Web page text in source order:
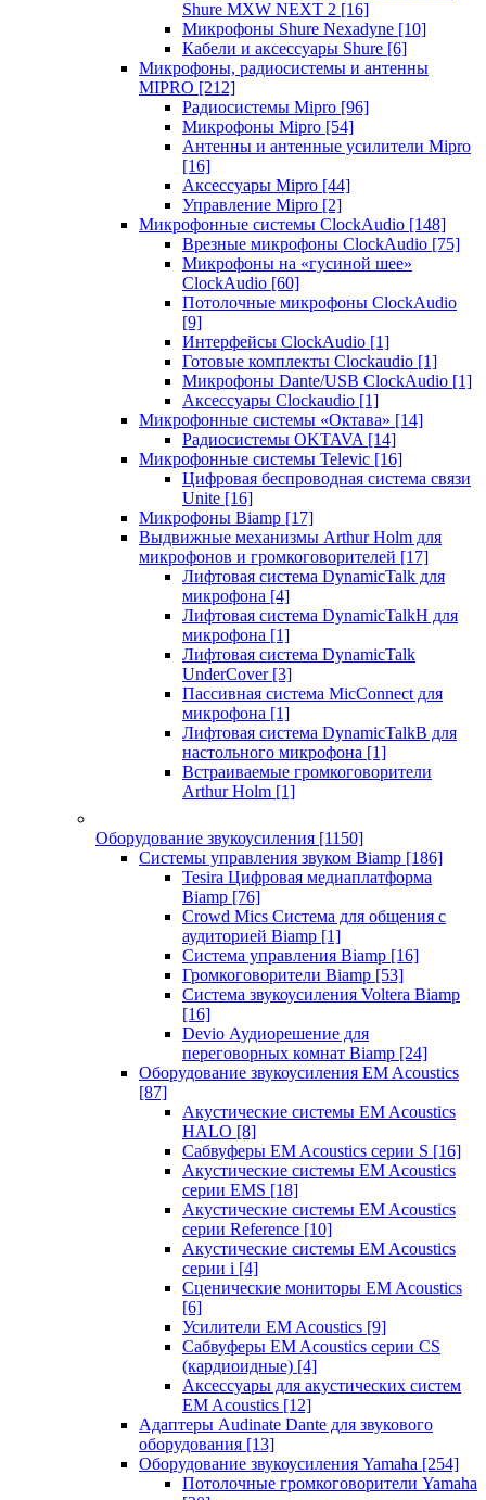
Shure MXW NEXT 2 [16]
Микрофоны Shure Nexadyne [10]
Кабели и аксессуары Shure [6]
Микрофоны, радиосистемы и антенны
MIPRO [212]
Радиосистемы Mipro [96]
Микрофоны Mipro [54]
Антенны и антенные усилители Mipro
[16]
Аксессуары Mipro [44]
Управление Mipro [2]
Микрофонные системы ClockAudio [148]
Врезные микрофоны ClockAudio [75]
Микрофоны на «гусиной шее»
ClockAudio [60]
Потолочные микрофоны ClockAudio
[9]
Интерфейсы ClockAudio [1]
Готовые комплекты Clockaudio [1]
Микрофоны Dante/USB ClockAudio [1]
Аксессуары Clockaudio [1]
Микрофонные системы «Октава» [14]
Радиосистемы OKTAVA [14]
Микрофонные системы Televic [16]
Цифровая беспроводная система связи
Unite [16]
Микрофоны Biamp [17]
Выдвижные механизмы Arthur Holm для
микрофонов и громкоговорителей [17]
Лифтовая система DynamicTalk для
микрофона [4]
Лифтовая система DynamicTalkH для
микрофона [1]
Лифтовая система DynamicTalk
UnderCover [3]
Пассивная система MicConnect для
микрофона [1]
Лифтовая система DynamicTalkB для
настольного микрофона [1]
Встраиваемые громкоговорители
Arthur Holm [1]
Оборудование звукоусиления [1150]
Системы управления звуком Biamp [186]
Tesira Цифровая медиаплатформа
Biamp [76]
Crowd Mics Система для общения с
аудиторией Biamp [1]
Система управления Biamp [16]
Громкоговорители Biamp [53]
Система звукоусиления Voltera Biamp
[16]
Devio Аудиорешение для
переговорных комнат Biamp [24]
Оборудование звукоусиления EM Acoustics
[87]
Акустические системы EM Acoustics
HALO [8]
Сабвуферы EM Acoustics серии S [16]
Акустические системы EM Acoustics
серии EMS [18]
Акустические системы EM Acoustics
серии Reference [10]
Акустические системы EM Acoustics
серии i [4]
Сценические мониторы EM Acoustics
[6]
Усилители EM Acoustics [9]
Сабвуферы EM Acoustics серии CS
(кардиоидные) [4]
Аксессуары для акустических систем
EM Acoustics [12]
Адаптеры Audinate Dante для звукового
оборудования [13]
Оборудование звукоусиления Yamaha [254]
Потолочные громкоговорители Yamaha